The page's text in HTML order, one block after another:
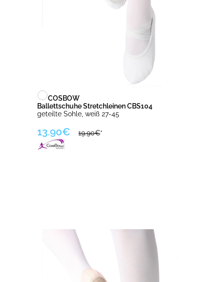
COSBOW
Ballettschuhe Stretchleinen CBS104
geteilte Sohle, weiß 27-45
13.90€ 19.90€*